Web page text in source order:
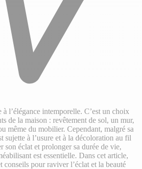
l’élégance intemporelle. C’est un choix
de la maison : revêtement de sol, un mur,
même du mobilier. Cependant, malgré sa
sujette à l’usure et à la décoloration au fil
son éclat et prolonger sa durée de vie,
est essentielle. Dans cet article,
conseils pour raviver l’éclat et la beauté